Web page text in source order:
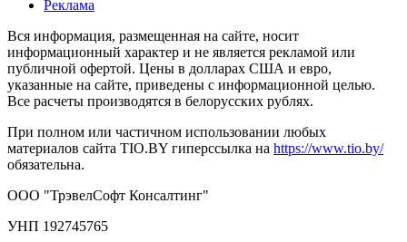
Реклама
Вся информация, размещенная на сайте, носит
информационный характер и не является рекламой или
публичной офертой. Цены в долларах США и евро,
указанные на сайте, приведены с информационной целью.
Все расчеты производятся в белорусских рублях.
При полном или частичном использовании любых
материалов сайта TIO.BY гиперссылка на https://www.tio.by/
обязательна.
ООО "ТрэвелСофт Консалтинг"
УНП 192745765